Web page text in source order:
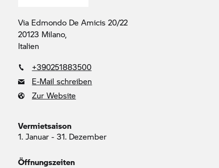
Via Edmondo De Amicis 20/22
20123 Milano,
Italien
+390251883500
E-Mail schreiben
Zur Website
Vermietsaison
1. Januar - 31. Dezember
Öffnungszeiten